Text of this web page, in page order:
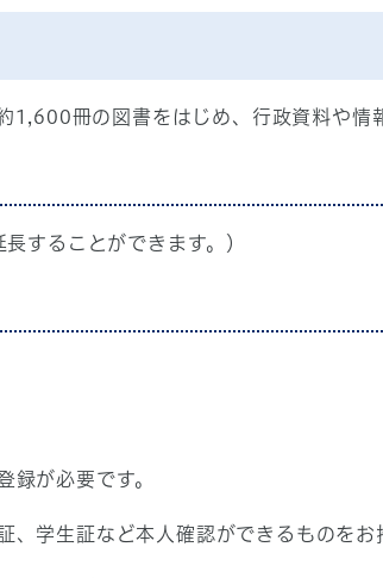
冊の図書をはじめ、行政資料や情
することができます。）
録が必要です。
学生証など本人確認ができるものをお